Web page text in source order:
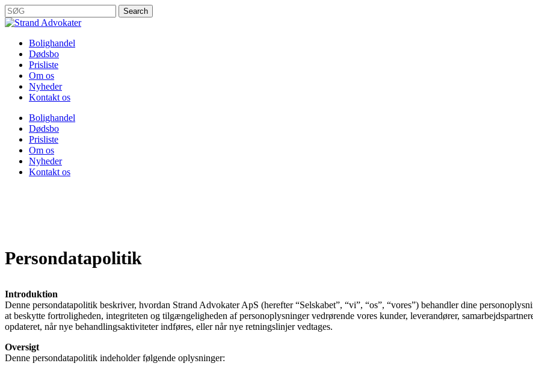
Skip
to
content
Search
Close
Menu
Bolighandel
Dødsbo
Prisliste
Om os
Nyheder
Kontakt os
Bolighandel
Dødsbo
Prisliste
Om os
Nyheder
Kontakt os
Persondatapolitik
Introduktion
Denne persondatapolitik beskriver, hvordan Strand Advokater ApS (herefter “Selskabet”, “vi”, “os”, “vores”) behandler dine
at beskytte fortroligheden, integriteten og tilgængeligheden af personoplysninger vedrørende vores kunder, leverandører,
opdateret, når nye behandlingsaktiviteter indføres, eller når nye retningslinjer vedtages.
Oversigt
Denne persondatapolitik indeholder følgende oplysninger: